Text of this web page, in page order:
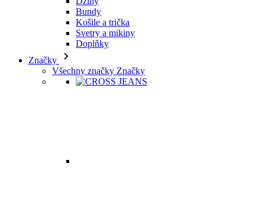
Bundy
Košile a trička
Svetry a mikiny
Doplňky
Značky
Všechny značky Značky